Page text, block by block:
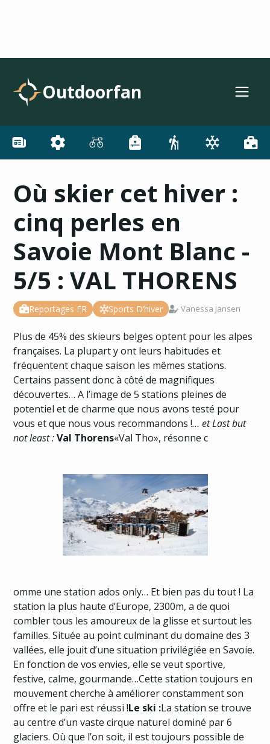
Outdoorfan
Où skier cet hiver :
cinq perles en
Savoie Mont Blanc -
5/5 : VAL THORENS
Reportages FR Sports D’hiver Vanessa Jansen
Plus de 45% des skieurs belges optent pour les alpes
françaises. La plupart y ont leurs habitudes et
fréquentent chaque saison les mêmes stations.
Certains passent donc à côté de magnifiques
découvertes… A l’image de 5 stations pleines de
potentiel et de charme que nous avons testé pour
vous et que nous vous recommandons !… et Last but
not least :Val Thorens«Val Tho», résonne c
omme une station ados only… Et bien pas du tout ! La
station la plus haute d’Europe, 2300m, a de quoi
combler tous les amoureux de la glisse et surtout les
familles. Située au point culminant du domaine des 3
vallées, elle jouit d’une situation privilégiée en Savoie.
En fonction de vos envies, elle se veut sportive,
festive, calme, gourmande…Cette station toujours en
mouvement cherche à améliorer constamment son
offre et le pari est réussi !Le ski :La station se trouve
au centre d’un vaste cirque naturel dominé par 6
glaciers. Où que l’on soit, il est toujours possible de